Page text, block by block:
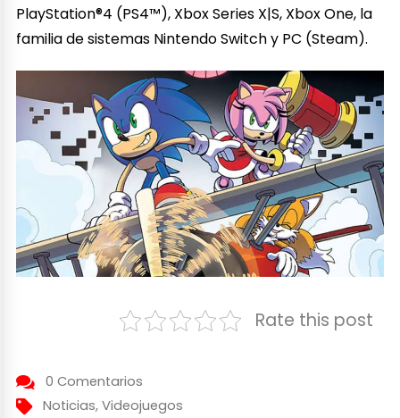
PlayStation®4 (PS4™), Xbox Series X|S, Xbox One, la
familia de sistemas Nintendo Switch y PC (Steam).
Rate this post
0 Comentarios
Noticias, Videojuegos